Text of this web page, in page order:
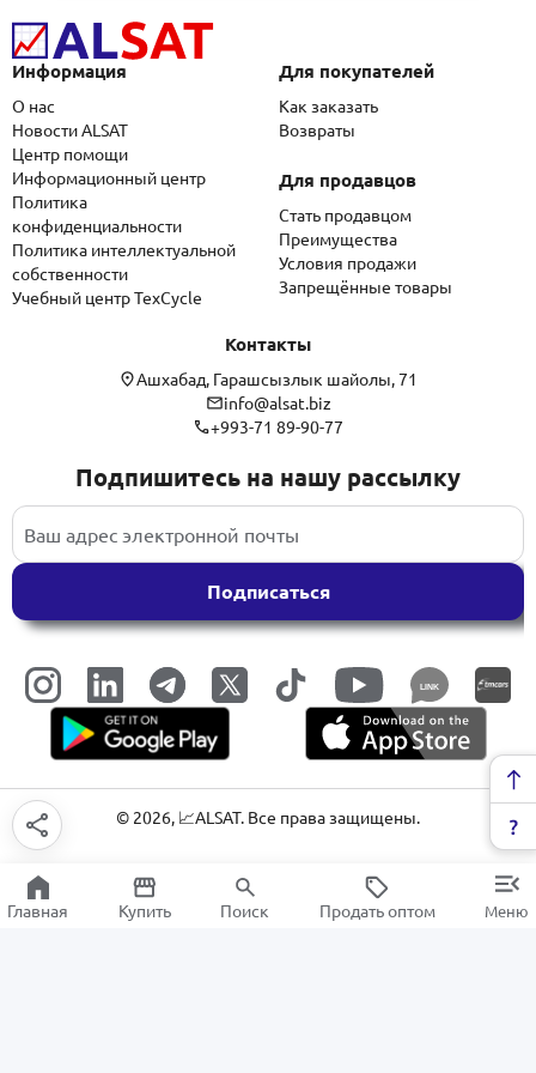
Информация
О нас
Новости ALSAT
Центр помощи
Информационный центр
Политика
конфиденциальности
Политика интеллектуальной
собственности
Учебный центр TexCycle
Для покупателей
Как заказать
Возвраты
Для продавцов
Стать продавцом
Преимущества
Условия продажи
Запрещённые товары
Контакты
Ашхабад, Гарашсызлык шайолы, 71
info@alsat.biz
+993-71 89-90-77
Подпишитесь на нашу рассылку
Подписаться
LINK
© 2026, 📈ALSAT. Все права защищены.
Главная Купить Поиск Продать оптом Меню